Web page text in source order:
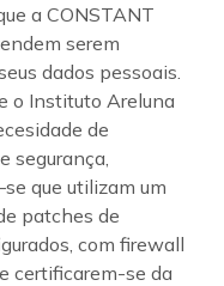
a CONSTANT
serem
dados pessoais.
o Instituto Areluna
de
segurança,
que utilizam um
patches de
com firewall
certificarem-se da